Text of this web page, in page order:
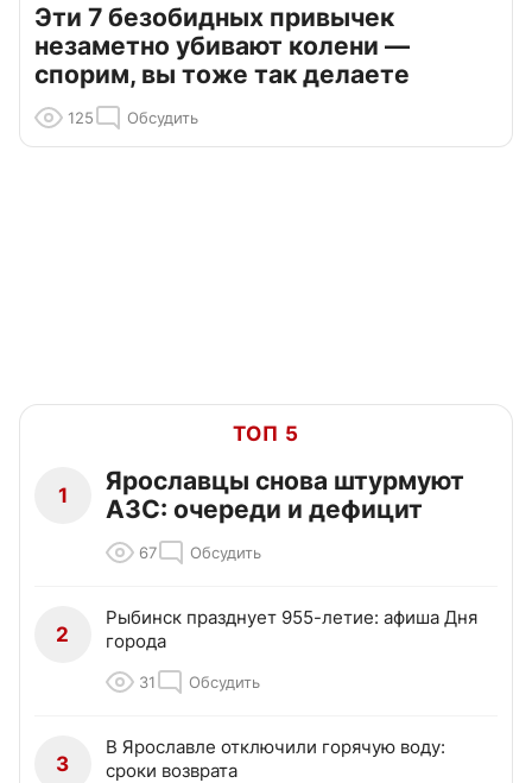
Эти 7 безобидных привычек
незаметно убивают колени —
спорим, вы тоже так делаете
125 Обсудить
ТОП 5
1
Ярославцы снова штурмуют
АЗС: очереди и дефицит
67 Обсудить
2
Рыбинск празднует 955-летие: афиша Дня
города
31 Обсудить
3
В Ярославле отключили горячую воду:
сроки возврата